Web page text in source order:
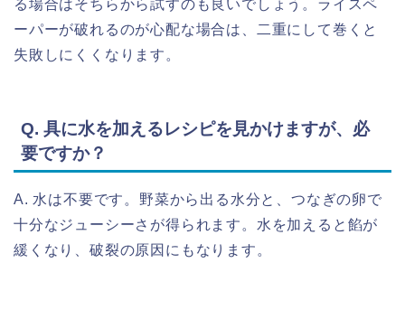
る場合はそちらから試すのも良いでしょう。ライスペ
ーパーが破れるのが心配な場合は、二重にして巻くと
失敗しにくくなります。
Q. 具に水を加えるレシピを見かけますが、必
要ですか？
A. 水は不要です。野菜から出る水分と、つなぎの卵で
十分なジューシーさが得られます。水を加えると餡が
緩くなり、破裂の原因にもなります。